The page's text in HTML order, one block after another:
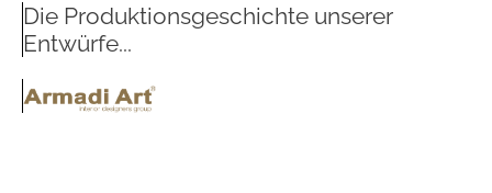
Die Produktionsgeschichte unserer
Entwürfe...